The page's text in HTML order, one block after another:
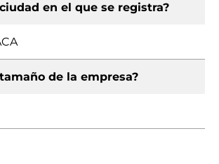
en el que se registra?
de la empresa?